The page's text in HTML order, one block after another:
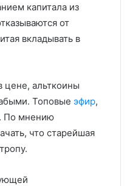
капитала из
от
вкладывать в
цене, альткоины
Топовые эфир,
По мнению
что старейшая